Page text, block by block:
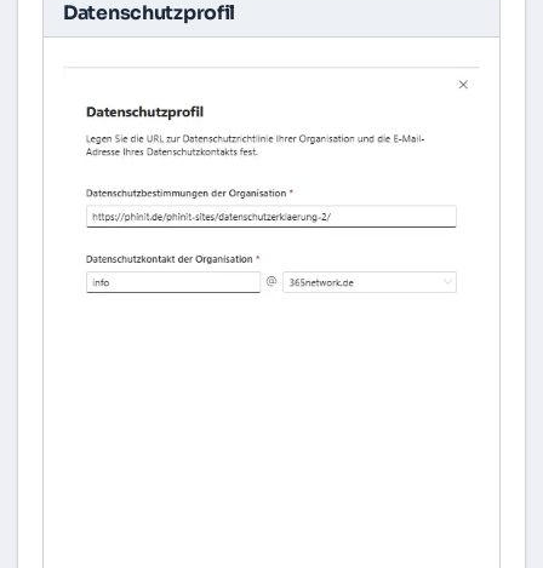
Datenschutzprofil